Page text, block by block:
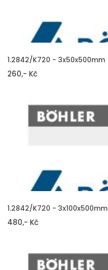
VLOŽIT DO KOŠÍKU
1.2842/K720 - 3x50x500mm
260,- Kč
VLOŽIT DO KOŠÍKU
1.2842/K720 - 3x100x500mm
480,- Kč